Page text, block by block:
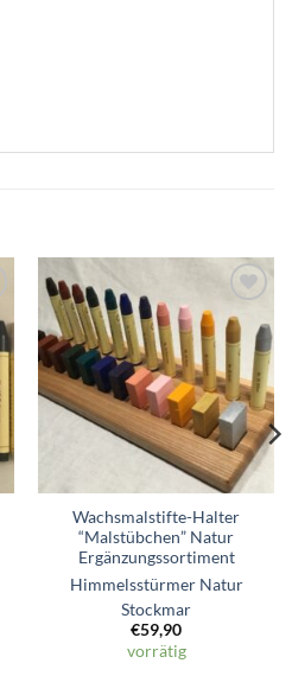
Zum
Wunschzettel
hinzufügen
Wachsmalstifte-Halter
“Malstübchen” Natur
Ergänzungssortiment
Himmelsstürmer Natur
Stockmar
€59,90
vorrätig